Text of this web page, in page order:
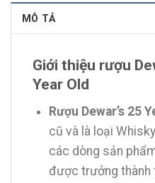
MÔ TẢ
Giới thiệu rượu
Year Old
Rượu Dewar’s 25
cũ và là loại
các dòng sản
được trưởng thành